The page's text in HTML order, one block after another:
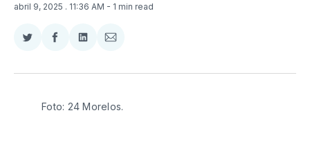
abril 9, 2025 . 11:36 AM - 1 min read
Compartir
Twitter
Compartir
Facebook
Compartir
LinkedIn
Compartir
Email
Foto: 24 Morelos.